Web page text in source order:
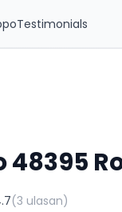
Testimonials
48395
(3 ulasan)